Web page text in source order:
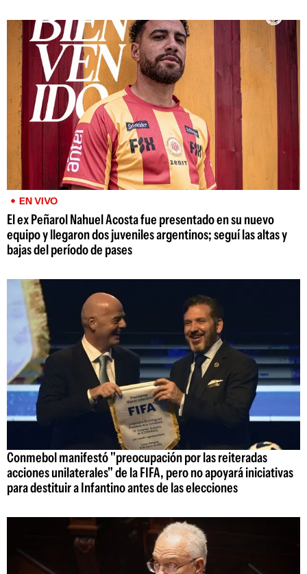
EN VIVO
El ex Peñarol Nahuel Acosta fue presentado en su nuevo
equipo y llegaron dos juveniles argentinos; seguí las altas y
bajas del período de pases
Conmebol manifestó "preocupación por las reiteradas
acciones unilaterales" de la FIFA, pero no apoyará iniciativas
para destituir a Infantino antes de las elecciones